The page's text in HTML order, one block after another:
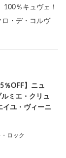
％キュヴェ！
・デ・コルヴ
％OFF】ニュ
ミエ・クリュ
イユ・ヴィーニ
ロック